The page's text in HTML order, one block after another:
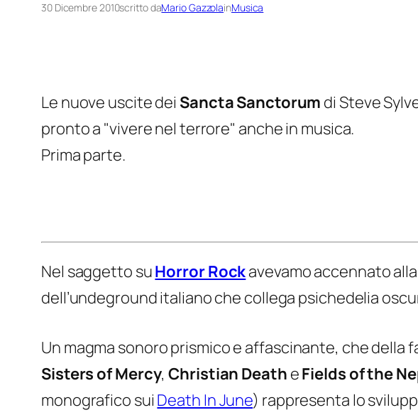
30 Dicembre 2010scritto daMario GazzolainMusica
Le nuove uscite dei Sancta Sanctorum di Steve
pronto a "vivere nel terrore" anche in musica.
Prima parte.
Nel saggetto suHorror Rockavevamo accennato
dell’undeground italiano che collega psichedelia
Un magma sonoro prismico e affascinante, che della
Sisters of Mercy,Christian Death eFields of the
monografico sui Death In June) rappresenta lo